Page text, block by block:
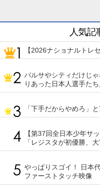
人気記
【2026ナショナルトレ
バルサやシティだけじ
りあった日本人選手た
「下手だからやめろ」
【第37回全日本少年サ
「レジスタが初優勝、
やっぱりスゴイ！ 日本
ファーストタッチ映像